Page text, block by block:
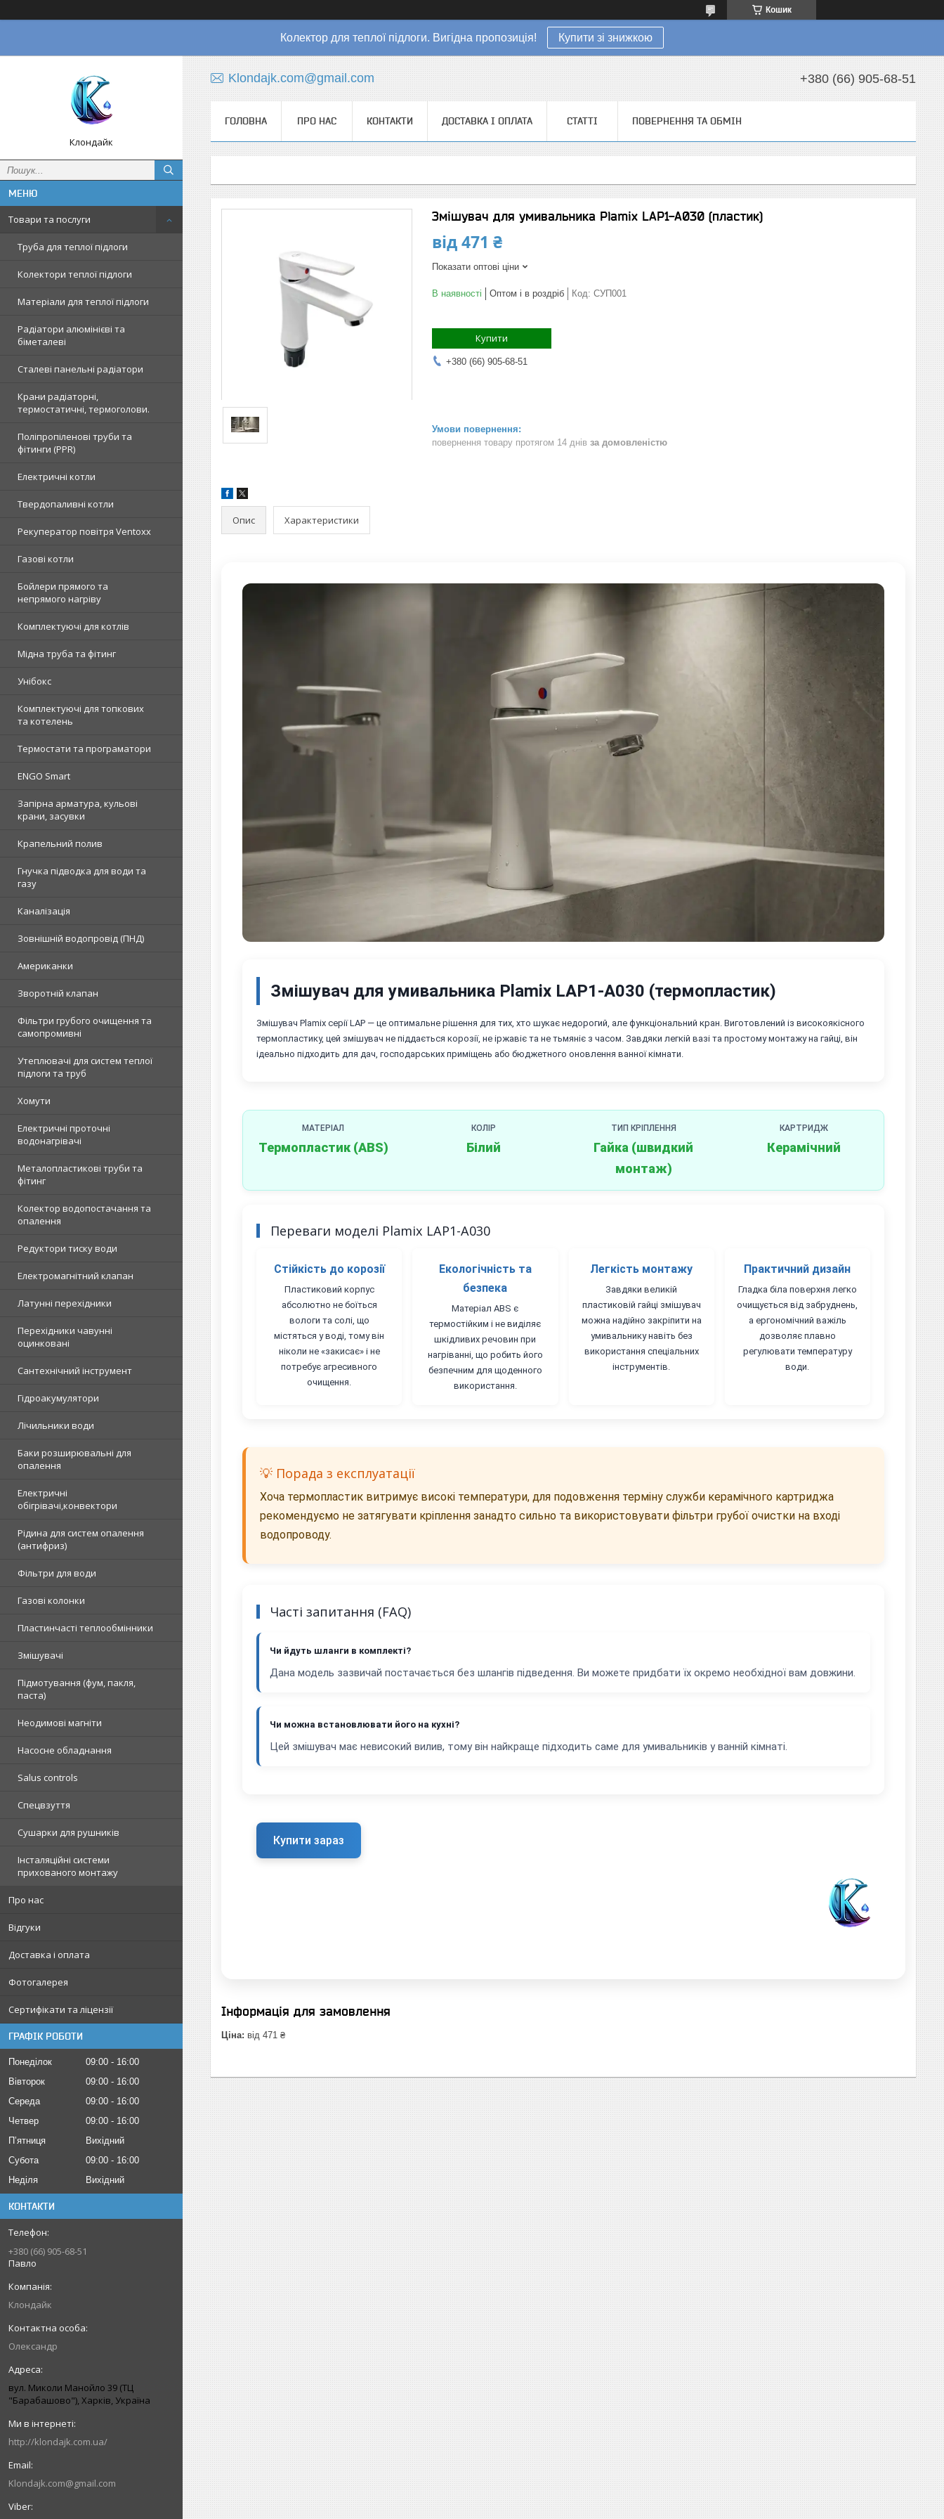
Кошик
Колектор для теплої підлоги. Вигідна пропозиція! Купити зі знижкою
Клондайк
Товари та послуги
Труба для теплої підлоги
Колектори теплої підлоги
Матеріали для теплої підлоги
Радіатори алюмінієві та
біметалеві
Сталеві панельні радіатори
Крани радіаторні,
термостатичні, термоголови.
Поліпропіленові труби та
фітинги (PPR)
Електричні котли
Твердопаливні котли
Рекуператор повітря Ventoxx
Газові котли
Бойлери прямого та
непрямого нагріву
Комплектуючі для котлів
Мідна труба та фітинг
Унібокс
Комплектуючі для топкових
та котелень
Термостати та програматори
ENGO Smart
Запірна арматура, кульові
крани, засувки
Крапельний полив
Гнучка підводка для води та
газу
Каналізація
Зовнішній водопровід (ПНД)
Американки
Зворотній клапан
Фільтри грубого очищення та
самопромивні
Утеплювачі для систем теплої
підлоги та труб
Хомути
Електричні проточні
водонагрівачі
Металопластикові труби та
фітинг
Колектор водопостачання та
опалення
Редуктори тиску води
Електромагнітний клапан
Латунні перехідники
Перехідники чавунні
оцинковані
Сантехнічний інструмент
Гідроакумулятори
Лічильники води
Баки розширювальні для
опалення
Електричні
обігрівачі,конвектори
Рідина для систем опалення
(антифриз)
Фільтри для води
Газові колонки
Пластинчасті теплообмінники
Змішувачі
Підмотування (фум, пакля,
паста)
Неодимові магніти
Насосне обладнання
Salus controls
Спецвзуття
Сушарки для рушників
Інсталяційні системи
прихованого монтажу
Про нас
Відгуки
Доставка і оплата
Фотогалерея
Сертифікати та ліцензії
ГРАФІК РОБОТИ
Понеділок 09:00
16:00
Вівторок
09:00
16:00
Середа
09:00
16:00
Четвер
09:00
16:00
Пʼятниця
Вихідний
Субота
09:00
16:00
Неділя
Вихідний
КОНТАКТИ
+380 (66) 905-68-51
Павло
Клондайк
Олександр
вул. Миколи Манойло 39 (ТЦ
"Барабашово"), Харків, Україна
http://klondajk.com.ua/
Klondajk.com@gmail.com
Klondajk.com@gmail.com +380 (66) 905-68-51
ГОЛОВНА ПРО НАС КОНТАКТИ ДОСТАВКА І ОПЛАТА СТАТТІ ПОВЕРНЕННЯ ТА ОБМІН
Змішувач для умивальника Plamix LAP1-A030 (пластик)
від471 ₴
Показати оптові ціни
В наявності Оптом і в роздріб Код: СУП001
Купити
+380 (66) 905-68-51
повернення товару протягом 14 днів за домовленістю
Опис Характеристики
Змішувач для умивальника Plamix LAP1-A030 (термопластик)
Змішувач Plamix серії LAP — це оптимальне рішення для тих, хто шукає недорогий, але функціональний кран. Виготовлений із високоякісного
термопластику, цей змішувач не піддається корозії, не іржавіє та не тьмяніє з часом. Завдяки легкій вазі та простому монтажу на гайці, він
ідеально підходить для дач, господарських приміщень або бюджетного оновлення ванної кімнати.
МАТЕРІАЛ
Термопластик (ABS)
КОЛІР
Білий
ТИП КРІПЛЕННЯ
Гайка (швидкий
монтаж)
КАРТРИДЖ
Керамічний
Переваги моделі Plamix LAP1-A030
Стійкість до корозії
Пластиковий корпус
абсолютно не боїться
вологи та солі, що
містяться у воді, тому він
ніколи не «закисає» і не
потребує агресивного
очищення.
Екологічність та
безпека
Матеріал ABS є
термостійким і не виділяє
шкідливих речовин при
нагріванні, що робить його
безпечним для щоденного
використання.
Легкість монтажу
Завдяки великій
пластиковій гайці змішувач
можна надійно закріпити на
умивальнику навіть без
використання спеціальних
інструментів.
Практичний дизайн
Гладка біла поверхня легко
очищується від забруднень,
а ергономічний важіль
дозволяє плавно
регулювати температуру
води.
💡 Порада з експлуатації
Хоча термопластик витримує високі температури, для подовження терміну служби керамічного картриджа
рекомендуємо не затягувати кріплення занадто сильно та використовувати фільтри грубої очистки на вході
водопроводу.
Часті запитання (FAQ)
Чи йдуть шланги в комплекті?
Дана модель зазвичай постачається без шлангів підведення. Ви можете придбати їх окремо необхідної вам довжини.
Чи можна встановлювати його на кухні?
Цей змішувач має невисокий вилив, тому він найкраще підходить саме для умивальників у ванній кімнаті.
Купити зараз
Інформація для замовлення
Ціна: від 471 ₴